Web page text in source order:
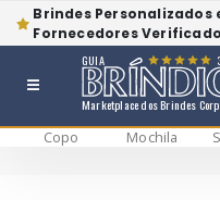
Brindes
Fornecedores
Marketplace dos Brindes
GUIA
Copo Mochila